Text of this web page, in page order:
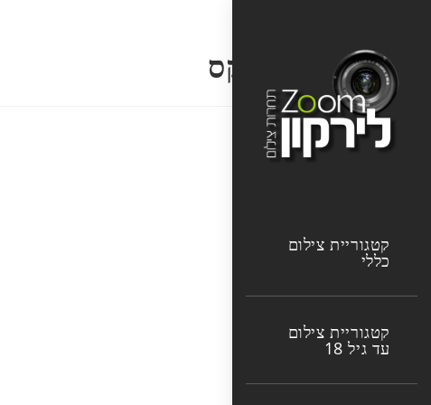
content
קטגוריית צילום
כללי
קטגוריית צילום
עד גיל 18
אהרלה פוקס